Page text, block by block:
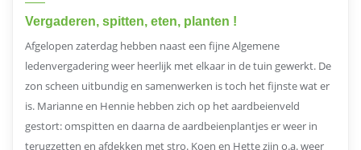
Vergaderen, spitten, eten, planten !
Afgelopen zaterdag hebben naast een fijne Algemene
ledenvergadering weer heerlijk met elkaar in de tuin gewerkt. De
zon scheen uitbundig en samenwerken is toch het fijnste wat er
is. Marianne en Hennie hebben zich op het aardbeienveld
gestort: omspitten en daarna de aardbeienplantjes er weer in
terugzetten en afdekken met stro. Koen en Hette zijn o.a. weer